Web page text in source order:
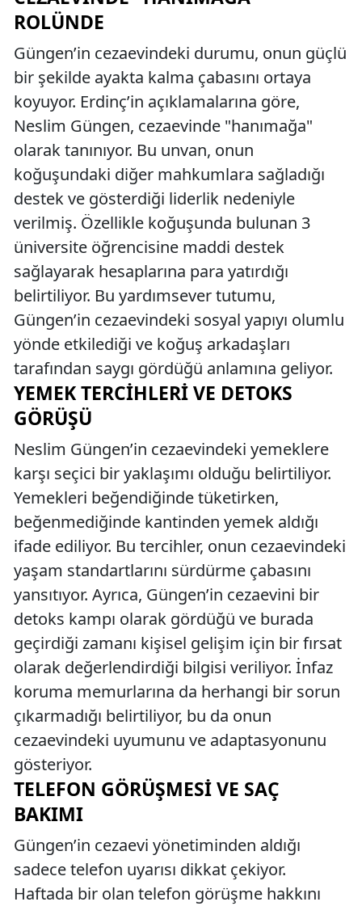
ROLÜNDE
Güngen’in cezaevindeki durumu, onun güçlü
bir şekilde ayakta kalma çabasını ortaya
koyuyor. Erdinç’in açıklamalarına göre,
Neslim Güngen, cezaevinde "hanımağa"
olarak tanınıyor. Bu unvan, onun
koğuşundaki diğer mahkumlara sağladığı
destek ve gösterdiği liderlik nedeniyle
verilmiş. Özellikle koğuşunda bulunan 3
üniversite öğrencisine maddi destek
sağlayarak hesaplarına para yatırdığı
belirtiliyor. Bu yardımsever tutumu,
Güngen’in cezaevindeki sosyal yapıyı olumlu
yönde etkilediği ve koğuş arkadaşları
tarafından saygı gördüğü anlamına geliyor.
YEMEK TERCIHLERI VE DETOKS
GÖRÜŞÜ
Neslim Güngen’in cezaevindeki yemeklere
karşı seçici bir yaklaşımı olduğu belirtiliyor.
Yemekleri beğendiğinde tüketirken,
beğenmediğinde kantinden yemek aldığı
ifade ediliyor. Bu tercihler, onun cezaevindeki
yaşam standartlarını sürdürme çabasını
yansıtıyor. Ayrıca, Güngen’in cezaevini bir
detoks kampı olarak gördüğü ve burada
geçirdiği zamanı kişisel gelişim için bir fırsat
olarak değerlendirdiği bilgisi veriliyor. İnfaz
koruma memurlarına da herhangi bir sorun
çıkarmadığı belirtiliyor, bu da onun
cezaevindeki uyumunu ve adaptasyonunu
gösteriyor.
TELEFON GÖRÜŞMESI VE SAÇ
BAKIMI
Güngen’in cezaevi yönetiminden aldığı
sadece telefon uyarısı dikkat çekiyor.
Haftada bir olan telefon görüşme hakkını